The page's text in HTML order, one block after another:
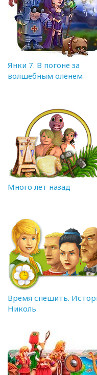
Янки 7. В погоне за
волшебным оленем
Много лет назад
Время спешить.
Николь